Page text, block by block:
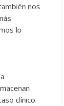
nos
lo
clínico.